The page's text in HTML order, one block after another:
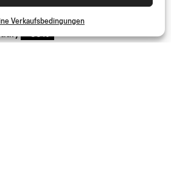
Verkaufsbedingungen
- 50%